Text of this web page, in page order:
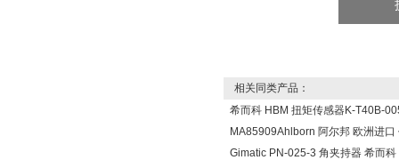
相关同类产品：
希而科 HBM 扭矩传感器K-T40B-
MA85909Ahlborn 阿尔邦 欧洲进口
Gimatic PN-025-3 角夹持器 希而科